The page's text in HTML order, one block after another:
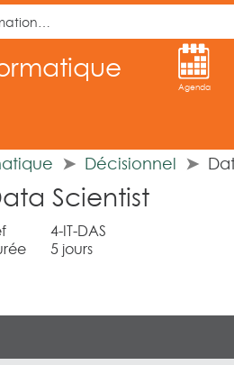
Agenda
Décisionnel
Scientist
4-IT-DAS
5 jours